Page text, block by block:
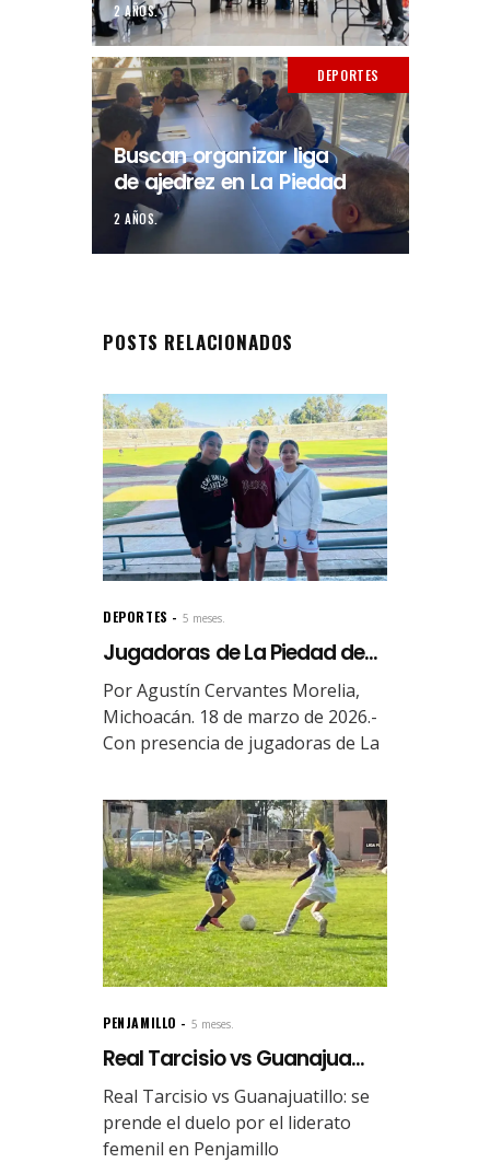
2 AÑOS.
DEPORTES
Buscan organizar liga
de ajedrez en La Piedad
2 AÑOS.
POSTS RELACIONADOS
DEPORTES 5 meses.
Jugadoras de La Piedad de...
Por Agustín Cervantes Morelia,
Michoacán. 18 de marzo de 2026.-
Con presencia de jugadoras de La
PENJAMILLO 5 meses.
Real Tarcisio vs Guanajua...
Real Tarcisio vs Guanajuatillo: se
prende el duelo por el liderato
femenil en Penjamillo